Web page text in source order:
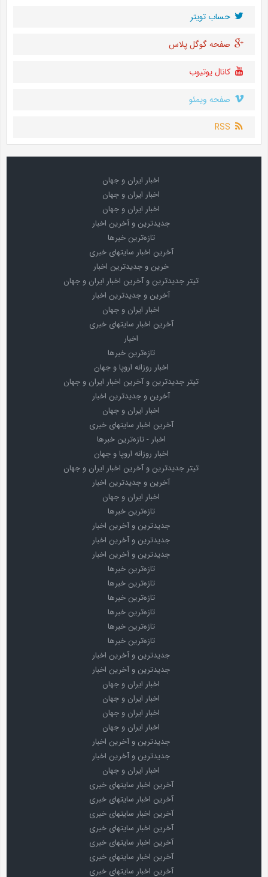
حساب تويتر
صفحه گوگل پلاس
کانال یوتیوب
صفحه ویمئو
RSS
اخبار ایران و جهان
اخبار ایران و جهان
اخبار ایران و جهان
جدیدترین و آخرین اخبار
تازه‌ترین خبرها
آخرین اخبار سایتهای خبری
خرین و جدیدترین اخبار
تیتر جدیدترین و آخرین اخبار ایران و جهان
آخرین و جدیدترین اخبار
اخبار ایران و جهان
آخرین اخبار سایتهای خبری
اخبار
تازه‌ترین خبرها
اخبار روزانه اروپا و جهان
تیتر جدیدترین و آخرین اخبار ایران و جهان
آخرین و جدیدترین اخبار
اخبار ایران و جهان
آخرین اخبار سایتهای خبری
اخبار - تازه‌ترین خبرها
اخبار روزانه اروپا و جهان
تیتر جدیدترین و آخرین اخبار ایران و جهان
آخرین و جدیدترین اخبار
اخبار ایران و جهان
تازه‌ترین خبرها
جدیدترین و آخرین اخبار
جدیدترین و آخرین اخبار
جدیدترین و آخرین اخبار
تازه‌ترین خبرها
تازه‌ترین خبرها
تازه‌ترین خبرها
تازه‌ترین خبرها
تازه‌ترین خبرها
تازه‌ترین خبرها
جدیدترین و آخرین اخبار
جدیدترین و آخرین اخبار
اخبار ایران و جهان
اخبار ایران و جهان
اخبار ایران و جهان
اخبار ایران و جهان
جدیدترین و آخرین اخبار
جدیدترین و آخرین اخبار
اخبار ایران و جهان
آخرین اخبار سایتهای خبری
آخرین اخبار سایتهای خبری
آخرین اخبار سایتهای خبری
آخرین اخبار سایتهای خبری
آخرین اخبار سایتهای خبری
آخرین اخبار سایتهای خبری
آخرین اخبار سایتهای خبری